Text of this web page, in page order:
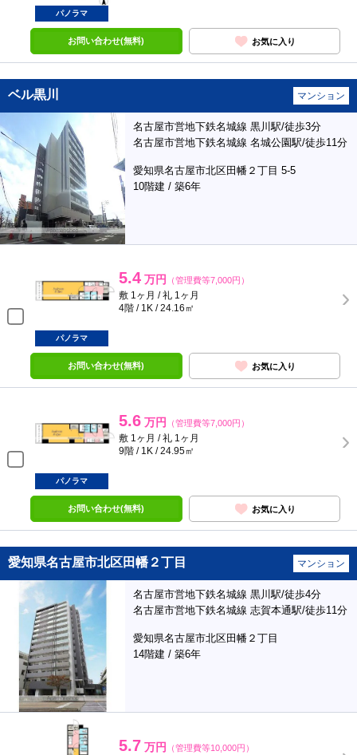
パノラマ
お問い合わせ(無料) お気に入り
ベル黒川 マンション
名古屋市営地下鉄名城線 黒川駅/徒歩3分
名古屋市営地下鉄名城線 名城公園駅/徒歩11分
愛知県名古屋市北区田幡２丁目 5-5
10階建 / 築6年
5.4 万円 （管理費等7,000円）
敷 1ヶ月 / 礼 1ヶ月
4階 / 1K / 24.16㎡
パノラマ
お問い合わせ(無料) お気に入り
5.6 万円 （管理費等7,000円）
敷 1ヶ月 / 礼 1ヶ月
9階 / 1K / 24.95㎡
パノラマ
お問い合わせ(無料) お気に入り
愛知県名古屋市北区田幡２丁目 マンション
名古屋市営地下鉄名城線 黒川駅/徒歩4分
名古屋市営地下鉄名城線 志賀本通駅/徒歩11分
愛知県名古屋市北区田幡２丁目
14階建 / 築6年
5.7 万円 （管理費等10,000円）